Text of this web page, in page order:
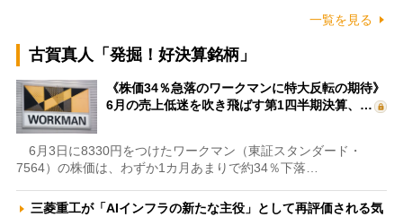
一覧を見る
古賀真人「発掘！好決算銘柄」
《株価34％急落のワークマンに特大反転の期待》
6月の売上低迷を吹き飛ばす第1四半期決算、…
6月3日に8330円をつけたワークマン（東証スタンダード・
7564）の株価は、わずか1カ月あまりで約34％下落…
三菱重工が「AIインフラの新たな主役」として再評価される気